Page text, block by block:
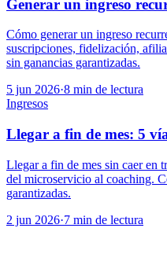
Generar un ingreso
Cómo generar un ingreso
suscripciones, fidelización,
sin ganancias garantizadas.
5 jun 2026·8 min de lectura
Ingresos
Llegar a fin de mes: 5
Llegar a fin de mes sin caer en
del microservicio al coaching.
garantizadas.
2 jun 2026·7 min de lectura